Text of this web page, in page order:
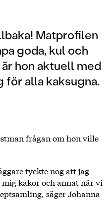
Matprofilen
goda, kul och
hon aktuell med
för alla kaksugna.
frågan om hon ville
tyckte nog att jag
kakor och annat när vi
säger Johanna